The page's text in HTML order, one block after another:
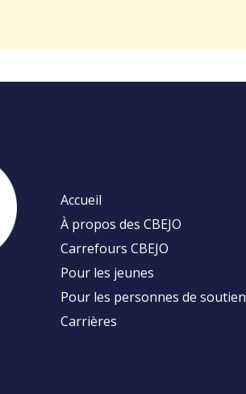
Accueil
À propos des CBEJO
Carrefours CBEJO
Pour les jeunes
Pour les personnes de soutien
Carrières